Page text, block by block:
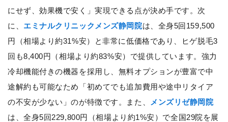
にせず、効果機で安く」実現できる点が決め手です。次
に、 エミナルクリニックメンズ静岡院は、全身5回159,500
円（相場より約31%安）と非常に低価格であり、ヒゲ脱毛3
回も8,400円（相場より約83%安）で提供しています。強力
冷却機能付きの機器を採用し、無料オプションが豊富で中
途解約も可能なため「初めてでも追加費用や途中リタイア
の不安が少ない」のが特徴です。また、
メンズリゼ静岡院
は、全身5回229,800円（相場より約1%安）で全国29院を展